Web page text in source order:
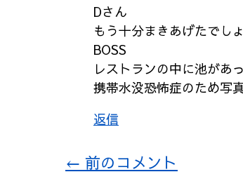
Dさん
もう十分まきあげたでし
BOSS
レストランの中に池があ
携帯水没恐怖症のため写
返信
コ
← 前のコメント